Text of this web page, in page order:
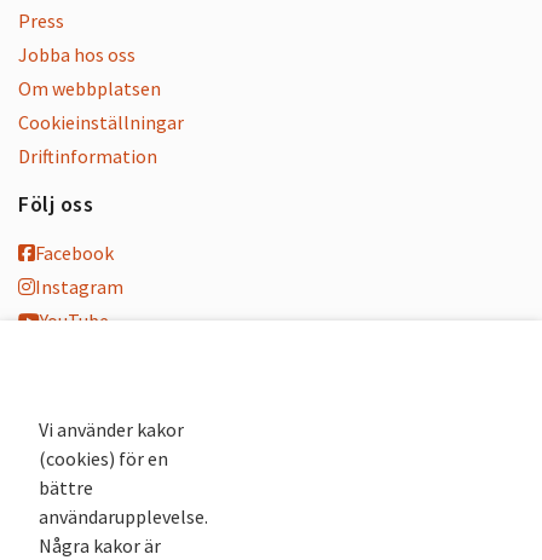
Press
Jobba hos oss
Om webbplatsen
Cookieinställningar
Driftinformation
Följ oss
Facebook
Instagram
YouTube
Nyhetsbrev
Andra webbplatser
Arkivsök
Fornsök
Vi använder kakor
(cookies) för en
bättre
användarupplevelse.
Några kakor är